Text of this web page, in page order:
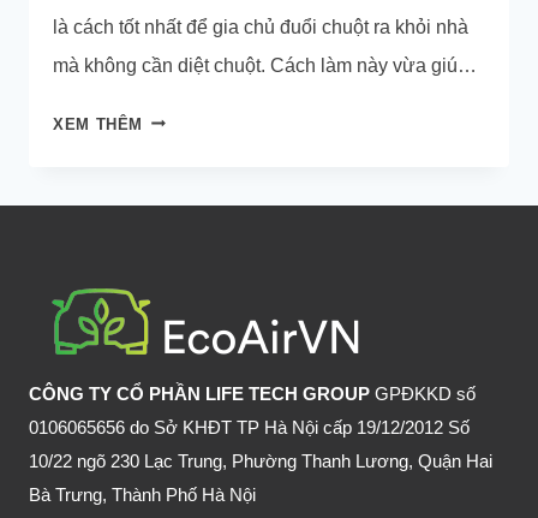
là cách tốt nhất để gia chủ đuổi chuột ra khỏi nhà
mà không cần diệt chuột. Cách làm này vừa giúp
XEM THÊM CHỐNG
DƯỢC,
KHÔNG
SÁT
SINH
CÔNG TY CỔ PHẦN LIFE TECH GROUP GPĐKKD số
0106065656 do Sở KHĐT TP Hà Nội cấp 19/12/2012 Số
10/22 ngõ 230 Lạc Trung, Phường Thanh Lương, Quận Hai
Bà Trưng, Thành Phố Hà Nội